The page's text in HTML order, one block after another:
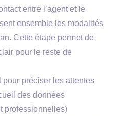
entre l’agent et le
ensemble les modalités
Cette étape permet de
pour le reste de
pour préciser les attentes
des données
professionnelles)